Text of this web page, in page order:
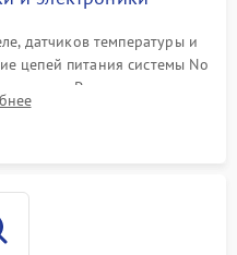
датчиков температуры и
цепей питания системы No
Ремонт или замена
алгоритмов.